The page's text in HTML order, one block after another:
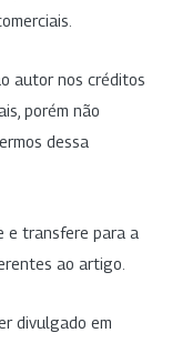
autor nos créditos
porém não
dessa
e transfere para a
ao artigo.
divulgado em